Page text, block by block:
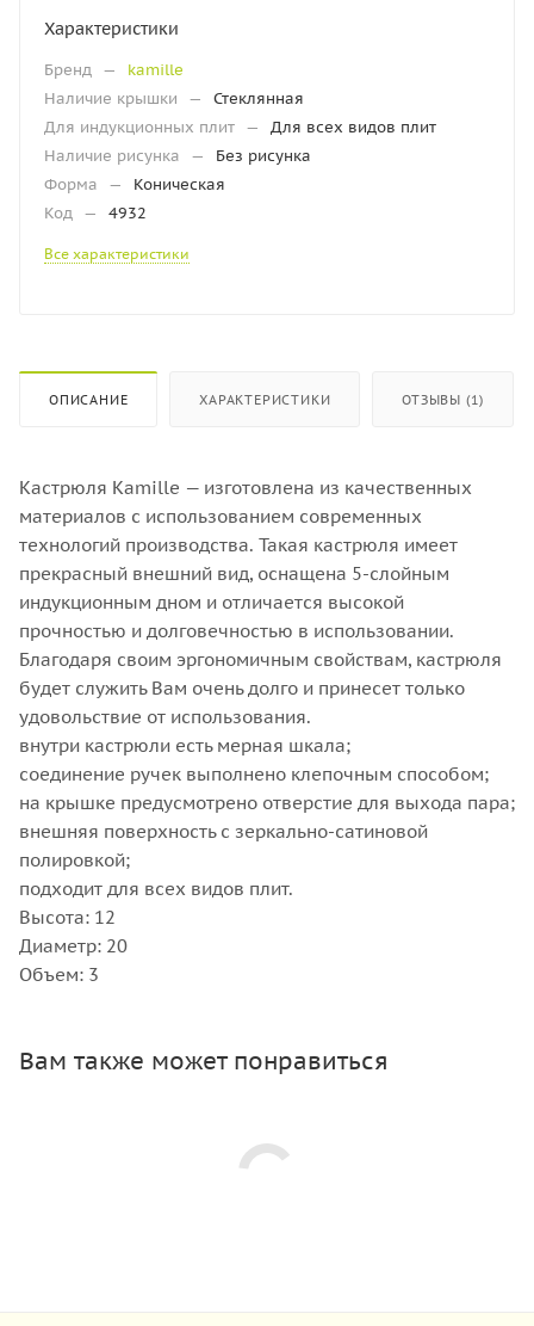
Характеристики
Бренд —
kamille
Наличие крышки
—
Стеклянная
Для индукционных плит —
Для всех видов плит
Наличие рисунка
—
Без рисунка
Форма
—
Коническая
Код — 4932
Все характеристики
ОПИСАНИЕ ХАРАКТЕРИСТИКИ ОТЗЫВЫ (1)
Кастрюля Kamille — изготовлена из качественных
материалов с использованием современных
технологий производства. Такая кастрюля имеет
прекрасный внешний вид, оснащена 5-слойным
индукционным дном и отличается высокой
прочностью и долговечностью в использовании.
Благодаря своим эргономичным свойствам, кастрюля
будет служить Вам очень долго и принесет только
удовольствие от использования.
внутри кастрюли есть мерная шкала;
соединение ручек выполнено клепочным способом;
на крышке предусмотрено отверстие для выхода пара;
внешняя поверхность с зеркально-сатиновой
полировкой;
подходит для всех видов плит.
Высота: 12
Диаметр: 20
Объем: 3
Вам также может понравиться